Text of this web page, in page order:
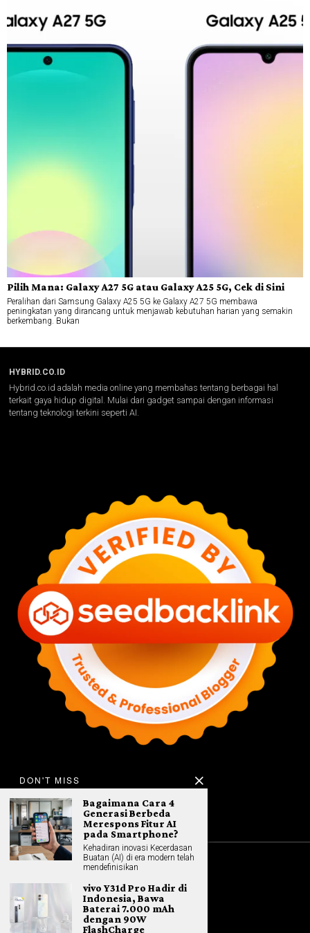
Pilih Mana: Galaxy A27 5G atau Galaxy A25 5G, Cek di Sini
Peralihan dari Samsung Galaxy A25 5G ke Galaxy A27 5G membawa
peningkatan yang dirancang untuk menjawab kebutuhan harian yang semakin
berkembang. Bukan
HYBRID.CO.ID
Hybrid.co.id adalah media online yang membahas tentang berbagai hal
terkait gaya hidup digital. Mulai dari gadget sampai dengan informasi
tentang teknologi terkini seperti AI.
GADGET
DON'T MISS
Bagaimana Cara 4
Generasi Berbeda
Merespons Fitur AI
pada Smartphone?
Kehadiran inovasi Kecerdasan
Buatan (AI) di era modern telah
mendefinisikan
vivo Y31d Pro Hadir di
Indonesia, Bawa
Baterai 7.000 mAh
dengan 90W
FlashCharge